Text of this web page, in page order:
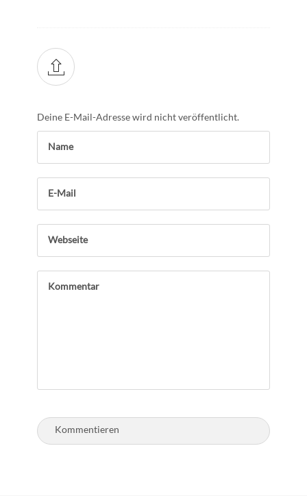
Deine E-Mail-Adresse wird nicht veröffentlicht.